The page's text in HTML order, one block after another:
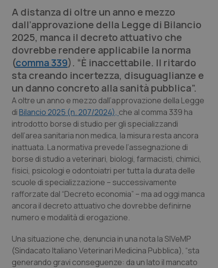
Lettere al direttore
Edizioni Regionali
QS Pro
Professionisti Sanitari.AI
Abruzzo
Basilicata
Calabria
Campania
Emilia-Romagna
Friuli Venezia Giulia
Lazio
QS Pro Gold
Artrite & artrosi
Asma & BPCO
Car-T
Colesterolo & coronaropatie
Dermatite Atopica
Diabete & glucometri
QS Club Newsletter
A distanza di oltre un anno e mezzo
dall’approvazione della Legge di Bilancio
2025, manca il decreto attuativo che
dovrebbe rendere applicabile la norma
(comma 339). “È inaccettabile. Il ritardo
sta creando incertezza, disuguaglianze e
un danno concreto alla sanità pubblica”.
A oltre un anno e mezzo dall’approvazione della Legge
diBilancio 2025 (n. 207/2024), che al comma 339 ha
introdotto borse di studio per gli specializzandi
dell’area sanitaria non medica, la misura resta ancora
inattuata. La normativa prevede l’assegnazione di
borse di studio a veterinari, biologi, farmacisti, chimici,
fisici, psicologi e odontoiatri per tutta la durata delle
scuole di specializzazione – successivamente
rafforzate dal “Decreto economia” – ma ad oggi manca
ancora il decreto attuativo che dovrebbe definirne
numero e modalità di erogazione.
Una situazione che, denuncia in una nota la SIVeMP
(Sindacato Italiano Veterinari Medicina Pubblica), “sta
generando gravi conseguenze: da un lato il mancato